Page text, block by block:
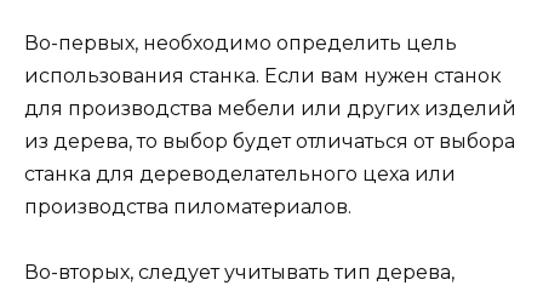
Во-первых, необходимо определить цель
использования станка. Если вам нужен станок
для производства мебели или других изделий
из дерева, то выбор будет отличаться от выбора
станка для дереводелательного цеха или
производства пиломатериалов.
Во-вторых, следует учитывать тип дерева,